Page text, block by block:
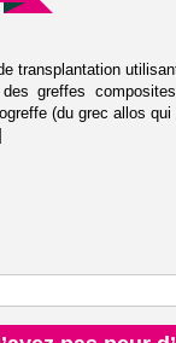
transplantation
greffes
(du grec allos